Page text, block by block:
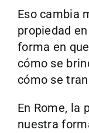
Eso cambia
propiedad
forma en
cómo se
cómo se
En Rome, la
nuestra